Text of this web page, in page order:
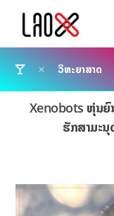
ວິທະຍາສາດ
Xenobots ຫຸ່ນຍົ
ຮັກສາມະ